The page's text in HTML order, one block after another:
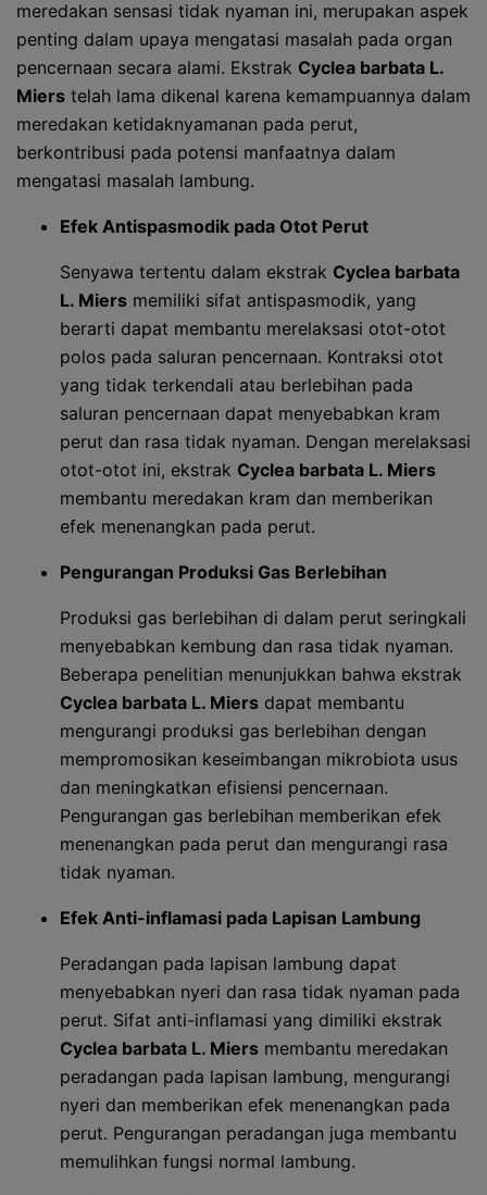
meredakan sensasi tidak nyaman ini, merupakan aspek
penting dalam upaya mengatasi masalah pada organ
pencernaan secara alami. Ekstrak Cyclea barbata L.
Miers telah lama dikenal karena kemampuannya dalam
meredakan ketidaknyamanan pada perut,
berkontribusi pada potensi manfaatnya dalam
mengatasi masalah lambung.
Efek Antispasmodik pada Otot Perut
Senyawa tertentu dalam ekstrak Cyclea barbata
L. Miers memiliki sifat antispasmodik, yang
berarti dapat membantu merelaksasi otot-otot
polos pada saluran pencernaan. Kontraksi otot
yang tidak terkendali atau berlebihan pada
saluran pencernaan dapat menyebabkan kram
perut dan rasa tidak nyaman. Dengan merelaksasi
otot-otot ini, ekstrak Cyclea barbata L. Miers
membantu meredakan kram dan memberikan
efek menenangkan pada perut.
Pengurangan Produksi Gas Berlebihan
Produksi gas berlebihan di dalam perut seringkali
menyebabkan kembung dan rasa tidak nyaman.
Beberapa penelitian menunjukkan bahwa ekstrak
Cyclea barbata L. Miers dapat membantu
mengurangi produksi gas berlebihan dengan
mempromosikan keseimbangan mikrobiota usus
dan meningkatkan efisiensi pencernaan.
Pengurangan gas berlebihan memberikan efek
menenangkan pada perut dan mengurangi rasa
tidak nyaman.
Efek Anti-inflamasi pada Lapisan Lambung
Peradangan pada lapisan lambung dapat
menyebabkan nyeri dan rasa tidak nyaman pada
perut. Sifat anti-inflamasi yang dimiliki ekstrak
Cyclea barbata L. Miers membantu meredakan
peradangan pada lapisan lambung, mengurangi
nyeri dan memberikan efek menenangkan pada
perut. Pengurangan peradangan juga membantu
memulihkan fungsi normal lambung.